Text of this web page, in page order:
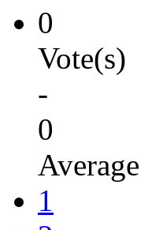
0
Vote(s)
-
0
Average
1